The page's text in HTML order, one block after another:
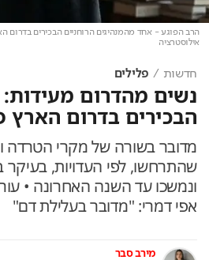
הרב הפוגע - אחד מהמנהיגים הרוחניים הבכירים בדרום
אילוסטרציה
חדשות פלילים
נשים מהדרום
הבכירים בדרום הארץ
מדובר בשורה של מקרי הטרדה
שהתרחשו, לפי העדויות,
ונמשכו עד השנה האחרונה •
אפי דמרי: "מדובר בעלילת דם"
מירב סבר